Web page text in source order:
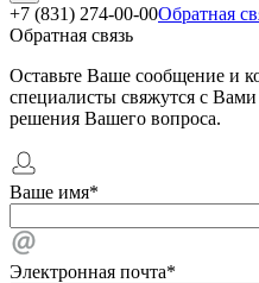
+7 (831) 274-00-00Обратная
Обратная связь
Оставьте Ваше сообщение и
специалисты свяжутся с
решения Вашего вопроса.
Ваше имя*
Электронная почта*